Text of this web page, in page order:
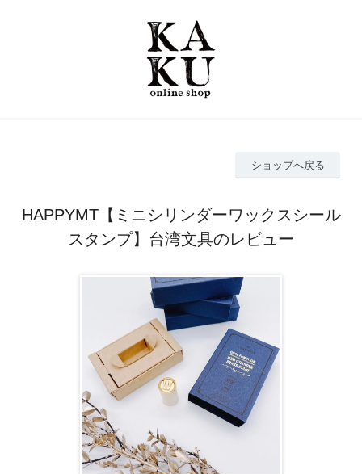
ショップへ戻る
HAPPYMT【ミニシリンダーワックスシール
スタンプ】台湾文具のレビュー